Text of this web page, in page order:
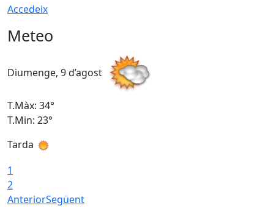
Accedeix
Meteo
Diumenge, 9 d’agost
T.Màx: 34°
T.Min: 23°
Tarda
1
2
AnteriorSegüent